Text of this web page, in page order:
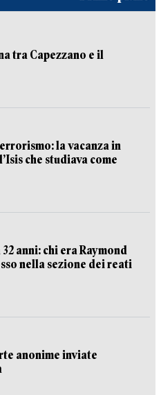
tra Capezzano e il
la vacanza in
che studiava come
anni: chi era Raymond
nella sezione dei reati
anonime inviate